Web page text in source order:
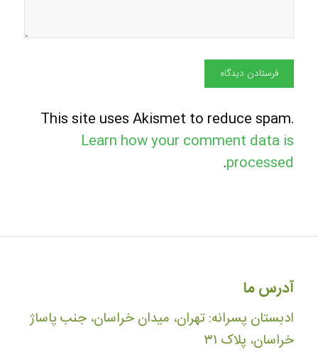
This site uses Akismet to reduce spam.
Learn how your comment data is
processed
.
آدرس ما
ادبستان پسرانه: تهران، میدان خراسان، جنب پاساژ
خراسان، پلاک ۳۱